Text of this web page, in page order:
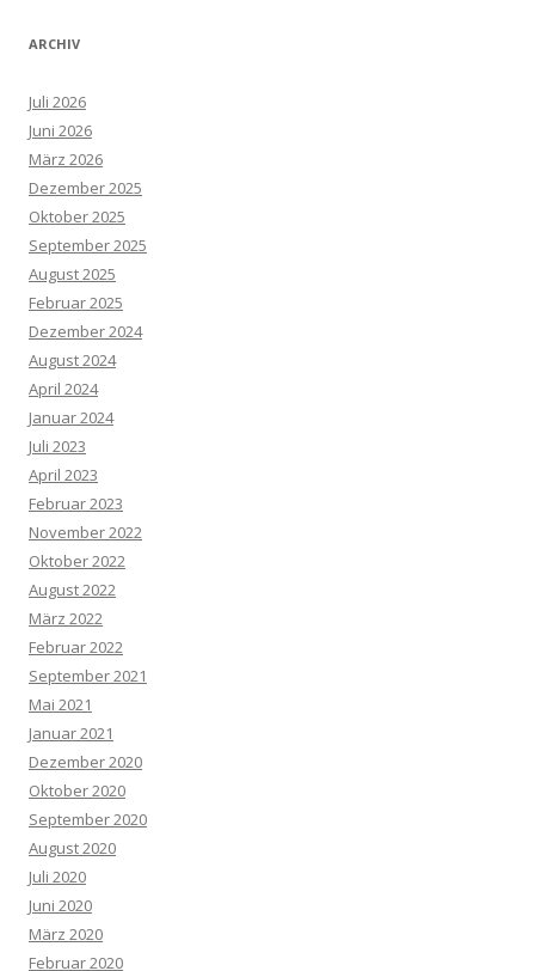
ARCHIV
Juli 2026
Juni 2026
März 2026
Dezember 2025
Oktober 2025
September 2025
August 2025
Februar 2025
Dezember 2024
August 2024
April 2024
Januar 2024
Juli 2023
April 2023
Februar 2023
November 2022
Oktober 2022
August 2022
März 2022
Februar 2022
September 2021
Mai 2021
Januar 2021
Dezember 2020
Oktober 2020
September 2020
August 2020
Juli 2020
Juni 2020
März 2020
Februar 2020